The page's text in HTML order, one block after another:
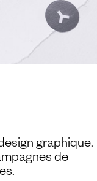
graphique.
de